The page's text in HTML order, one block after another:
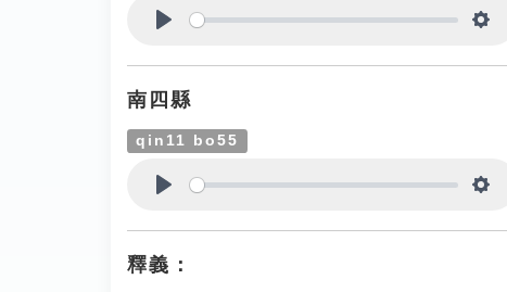
南四縣
qin11 bo55
釋義：